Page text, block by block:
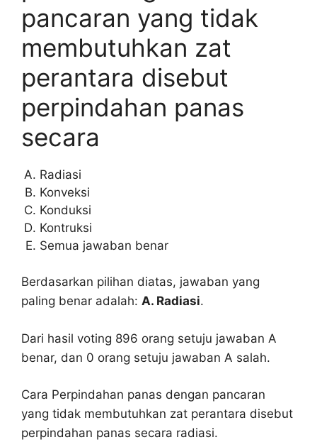
pancaran yang tidak
membutuhkan zat
perantara disebut
perpindahan panas
secara
Radiasi
Konveksi
Konduksi
Kontruksi
Semua jawaban benar
Berdasarkan pilihan diatas, jawaban yang
paling benar adalah: A. Radiasi.
Dari hasil voting 896 orang setuju jawaban A
benar, dan 0 orang setuju jawaban A salah.
Cara Perpindahan panas dengan pancaran
yang tidak membutuhkan zat perantara disebut
perpindahan panas secara radiasi.